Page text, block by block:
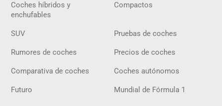
Coches híbridos y
enchufables
Compactos
SUV Pruebas de coches
Rumores de coches Precios de coches
Comparativa de coches Coches autónomos
Futuro Mundial de Fórmula 1